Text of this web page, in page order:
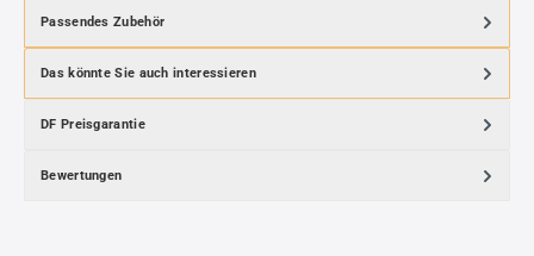
Passendes Zubehör
Das könnte Sie auch interessieren
DF Preisgarantie
Bewertungen